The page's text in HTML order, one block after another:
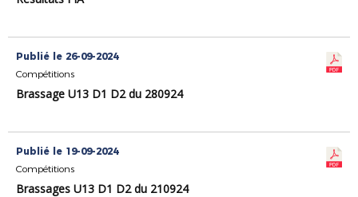
Publié le 26-09-2024
Compétitions
Brassage U13 D1 D2 du 280924
Publié le 19-09-2024
Compétitions
Brassages U13 D1 D2 du 210924